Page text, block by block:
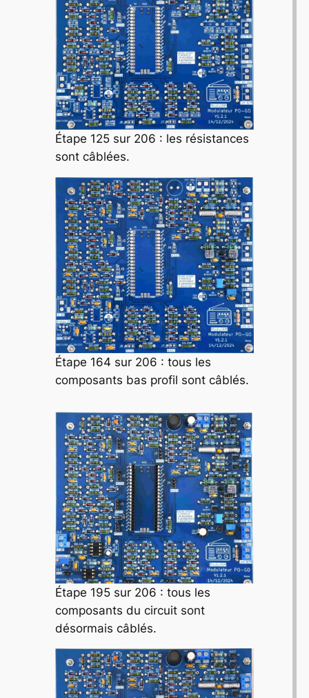
Étape 125 sur 206 : les résistances
sont câblées.
Étape 164 sur 206 : tous les
composants bas profil sont câblés.
Étape 195 sur 206 : tous les
composants du circuit sont
désormais câblés.